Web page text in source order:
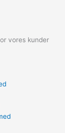
vores kunder